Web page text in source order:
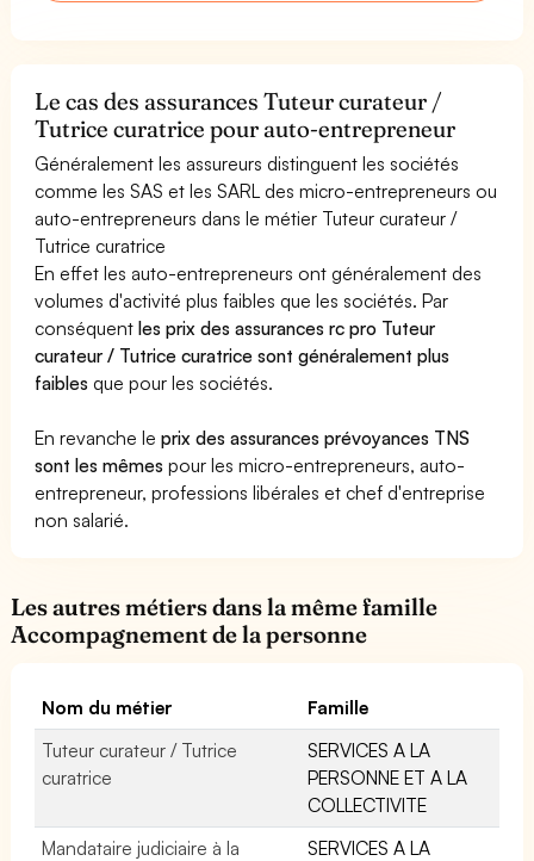
Le cas des assurances Tuteur curateur /
Tutrice curatrice pour auto-entrepreneur
Généralement les assureurs distinguent les sociétés
comme les SAS et les SARL des micro-entrepreneurs ou
auto-entrepreneurs dans le métier Tuteur curateur /
Tutrice curatrice
En effet les auto-entrepreneurs ont généralement des
volumes d'activité plus faibles que les sociétés. Par
conséquentles prix des assurances rc pro Tuteur
curateur / Tutrice curatrice sont généralement plus
faibles que pour les sociétés.
En revanche leprix des assurances prévoyances TNS
sont les mêmes pour les micro-entrepreneurs, auto-
entrepreneur, professions libérales et chef d'entreprise
non salarié.
Les autres métiers dans la même famille
Accompagnement de la personne
Nom du métier
Famille
Tuteur curateur / Tutrice
curatrice
SERVICES A LA
PERSONNE ET A LA
COLLECTIVITE
Mandataire judiciaire à la
SERVICES A LA